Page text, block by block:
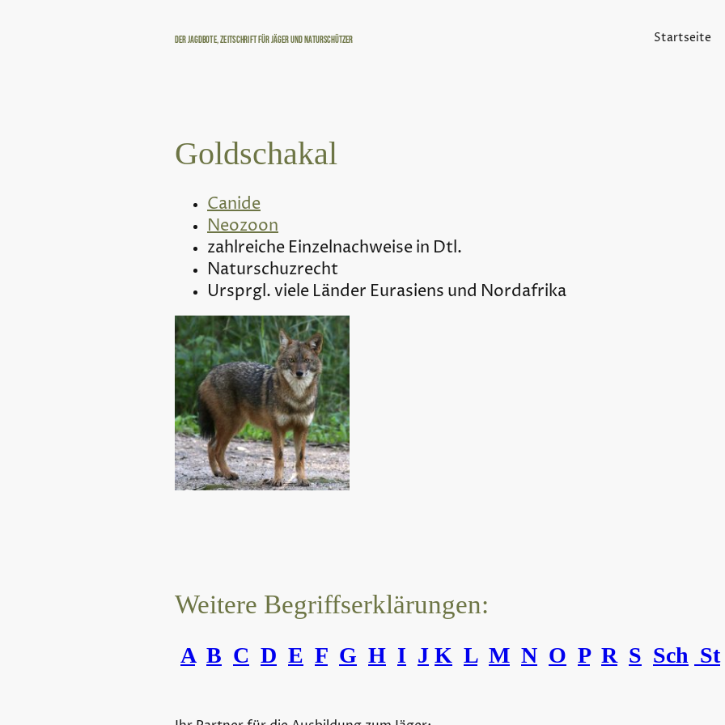
Der Jagdbote, Zeitschrift für Jäger und Naturschützer Startseite
Goldschakal
Canide
Neozoon
zahlreiche Einzelnachweise in Dtl.
Naturschuzrecht
Ursprgl. viele Länder Eurasiens und Nordafrika
Weitere Begriffserklärungen:
A B C D E F G H I J K L M N O P R S Sch St